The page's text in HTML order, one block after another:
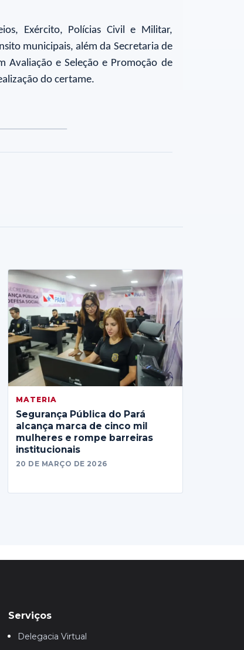
Exército, Polícias Civil e Militar,
municipais, além da Secretaria de
Avaliação e Seleção e Promoção de
do certame.
MATERIA
Segurança Pública do Pará
alcança marca de cinco mil
mulheres e rompe barreiras
institucionais
20 DE MARÇO DE 2026
Serviços
Delegacia Virtual